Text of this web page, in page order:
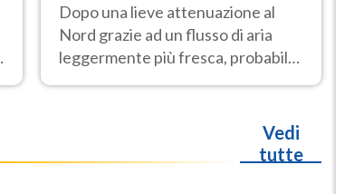
Dopo una lieve attenuazione al
Nord grazie ad un flusso di aria
leggermente più fresca, probabile
Vedi
tutte